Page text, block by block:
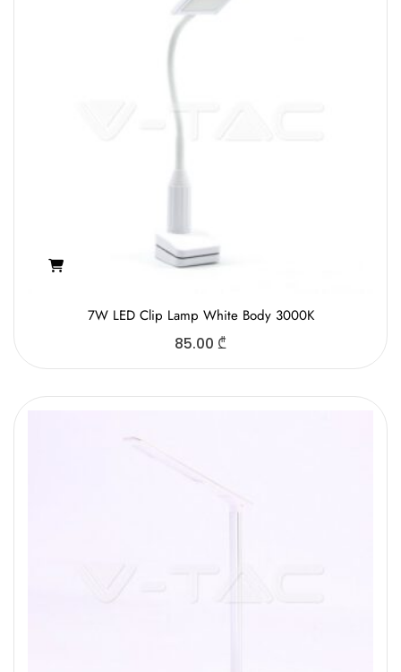
7W LED Clip Lamp White Body 3000K
85.00 ₾